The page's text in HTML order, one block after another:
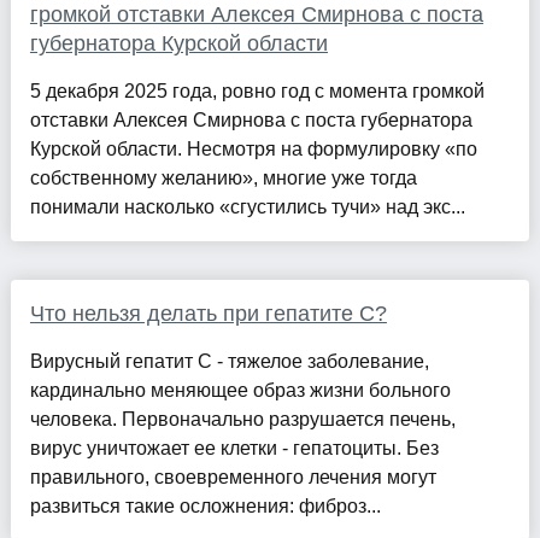
громкой отставки Алексея Смирнова с поста
губернатора Курской области
5 декабря 2025 года, ровно год с момента громкой
отставки Алексея Смирнова с поста губернатора
Курской области. Несмотря на формулировку «по
собственному желанию», многие уже тогда
понимали насколько «сгустились тучи» над экс...
Что нельзя делать при гепатите С?
Вирусный гепатит С - тяжелое заболевание,
кардинально меняющее образ жизни больного
человека. Первоначально разрушается печень,
вирус уничтожает ее клетки - гепатоциты. Без
правильного, своевременного лечения могут
развиться такие осложнения: фиброз...